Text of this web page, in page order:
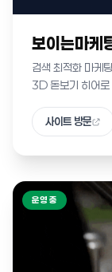
보이는마케
검색 최적화 마
3D 돋보기 히어
사이트 방문
운영 중